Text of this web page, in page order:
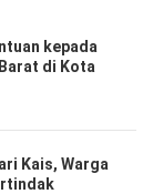
kepada
di Kota
Kais, Warga